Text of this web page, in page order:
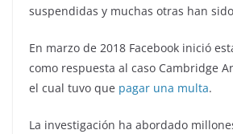
suspendidas y muchas otras han
En marzo de 2018 Facebook inició
como respuesta al caso Cambridge
el cual tuvo que pagar una multa.
La investigación ha abordado